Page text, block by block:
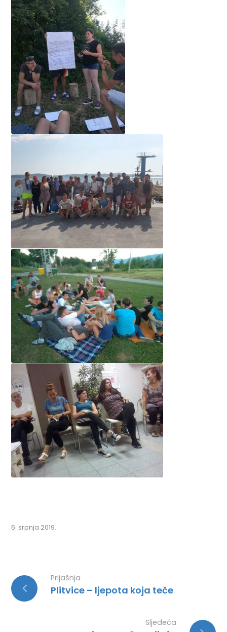
5. srpnja 2019.
Prijašnja
Plitvice – ljepota koja teče
Sljedeća